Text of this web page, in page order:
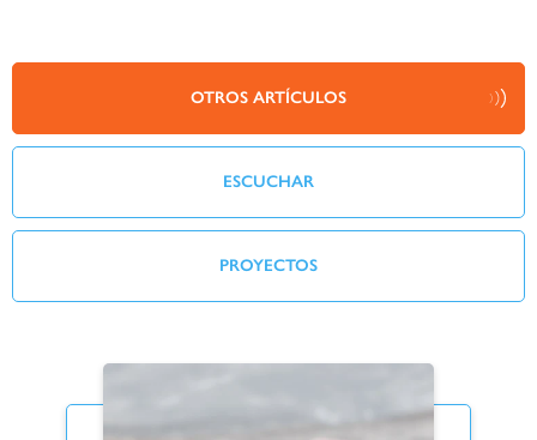
OTROS ARTÍCULOS
ESCUCHAR
PROYECTOS